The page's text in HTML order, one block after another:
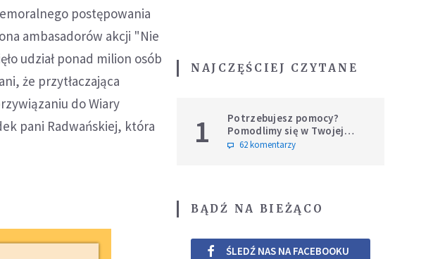
postępowania
ambasadorów akcji "Nie
udział ponad milion osób
że przytłaczająca
do Wiary
pani Radwańskiej, która
NAJCZĘŚCIEJ CZYTANE
1
Potrzebujesz pomocy?
Pomodlimy się w Twojej
intencji
62 komentarzy
BĄDŹ NA BIEŻĄCO
ŚLEDŹ NAS NA FACEBOOKU